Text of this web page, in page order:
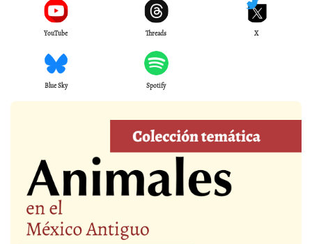
YouTube Threads X
Blue Sky Spotify